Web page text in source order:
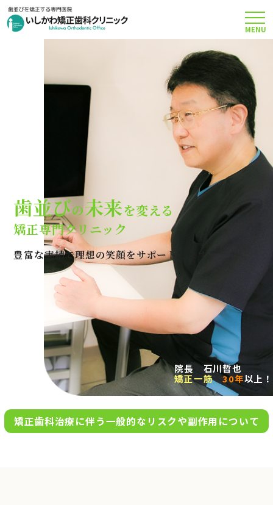
矯正治療について
当院のこだわり
費用について
クリニック案内
Q＆A
アクセス
お問い合わせ
完全
0120-695-578
MENU
歯並びの未来を変える
矯正専門クリニック
豊富な実績で理想の笑顔をサポートします
院長 石川哲也
矯正一筋
30年以上！
矯正歯科治療に伴う一般的なリスクや副作用について